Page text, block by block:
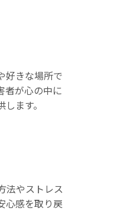
好きな場所で
者が心の中に
ます。
法やストレス
心感を取り戻